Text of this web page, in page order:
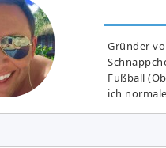
Gründer
Fußball
ich